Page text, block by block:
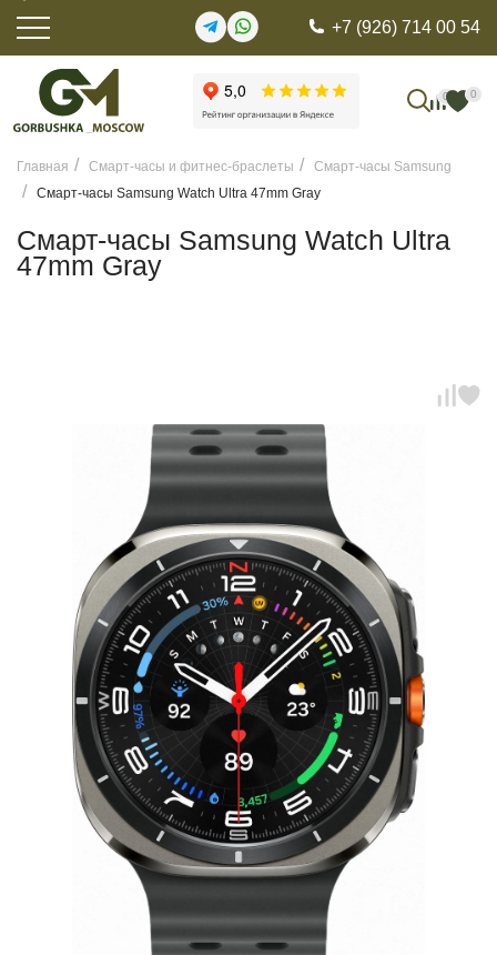
+7 (926) 714 00 54
0 0
Главная Смарт-часы и фитнес-браслеты
Смарт-часы Samsung
Смарт-часы Samsung Watch Ultra 47mm Gray
Смарт-часы Samsung Watch Ultra
47mm Gray